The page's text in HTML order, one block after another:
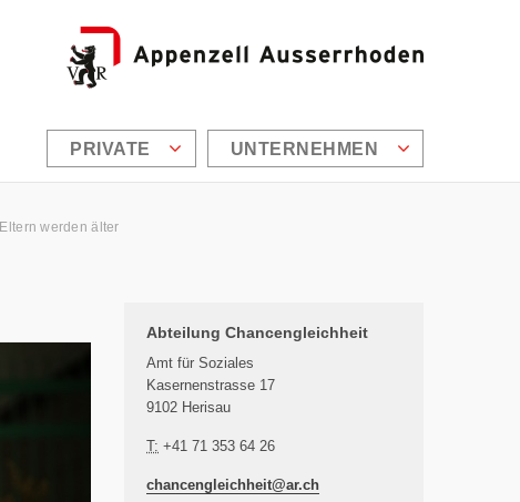
PRIVATE UNTERNEHMEN
Eltern werden älter
Abteilung Chancengleichheit
Amt für Soziales
Kasernenstrasse 17
9102 Herisau
T: +41 71 353 64 26
chancengleichheit@ar.ch